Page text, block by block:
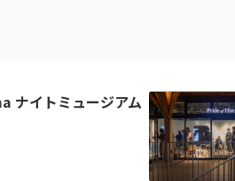
イトミュージアム